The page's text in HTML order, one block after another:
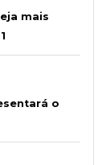
mais
o